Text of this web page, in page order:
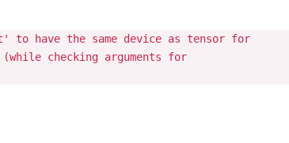
to have the same device as tensor for
checking arguments for